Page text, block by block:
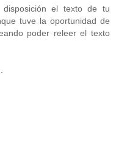
el texto de tu
tuve la oportunidad de
poder releer el texto